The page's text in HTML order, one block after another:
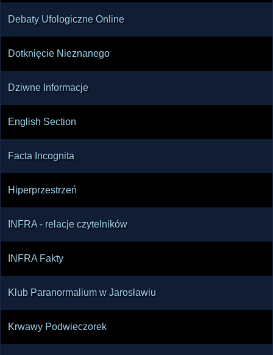
Debaty Ufologiczne Online
Dotknięcie Nieznanego
Dziwne Informacje
English Section
Facta Incognita
Hiperprzestrzeń
INFRA - relacje czytelników
INFRA Fakty
Klub Paranormalium w Jarosławiu
Krwawy Podwieczorek